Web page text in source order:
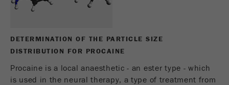
DETERMINATION OF THE PARTICLE SIZE
DISTRIBUTION FOR PROCAINE
Procaine is a local anaesthetic - an ester type - which
is used in the neural therapy, a type of treatment from